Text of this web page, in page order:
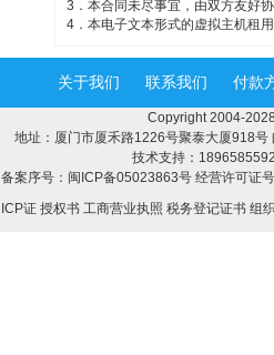
3．本合同未尽事宜，由双方友好
4．本电子文本形式的虚拟主机租
关于我们 联系我们 付款
Copyright 2004-
地址：厦门市厦禾路1226号聚泰大厦918
技术支持：
备案序号：闽ICP备05023863号 经营许可证
ICP证 授权书 工商营业执照 税务登记证书 组